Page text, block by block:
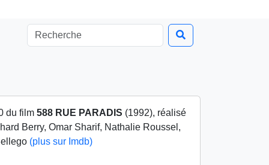
du film 588 RUE PARADIS (1992), réalisé
Berry, Omar Sharif, Nathalie Roussel,
(plus sur Imdb)